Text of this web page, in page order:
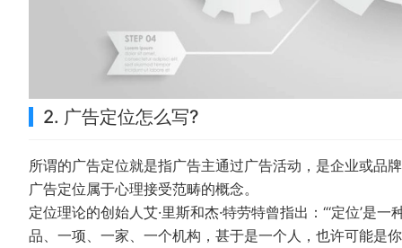
2. 广告定位怎么写?
所谓的广告定位就是指广告主通过广告活动，是企业或品
广告定位属于心理接受范畴的概念。
定位理论的创始人艾·里斯和杰·特劳特曾指出：“‘定位’是
品、一项、一家、一个机构，甚于是一个人，也许可能是